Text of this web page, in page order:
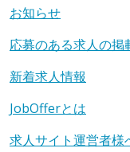
お知らせ
応募のある求人の掲
新着求人情報
JobOfferとは
求人サイト運営者様